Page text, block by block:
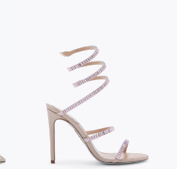
protezione per evitare